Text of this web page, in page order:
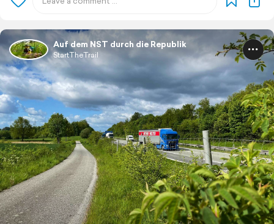
Auf dem NST durch die Republik
StartTheTrail